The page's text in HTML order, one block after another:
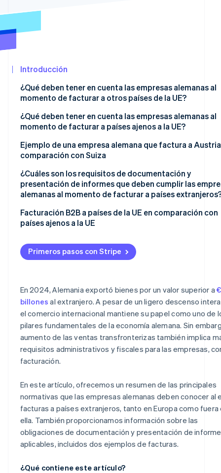
Introducción
¿Qué deben tener en cuenta las empresas alemanas al
momento de facturar a otros países de la UE?
Información básica obligatoria
Exención de IVA en el suministro de bienes
Exención de IVA en el suministro de servicios
Procedimiento de inversión del sujeto pasivo
¿Qué deben tener en cuenta las empresas alemanas al
momento de facturar a países ajenos a la UE?
Exportación de bienes exentos de impuestos
Suministro de servicios a países ajenos a la UE
Ejemplo de una empresa alemana que factura a
comparación con Suiza
¿Cuáles son los requisitos de documentación y
presentación de informes que deben cumplir las
alemanas al momento de facturar a países
Dentro de la UE
Fuera de la UE
Por qué es importante la documentación
Facturación B2B a países de la UE en comparación con
países ajenos a la UE
Primeros pasos con Stripe
En 2024, Alemania exportó bienes por un valor superior a
billones al extranjero. A pesar de un ligero descenso
el comercio internacional mantiene su papel como uno de
pilares fundamentales de la economía alemana. Sin
aumento de las ventas transfronterizas también implica
requisitos administrativos y fiscales para las empresas,
facturación.
En este artículo, ofrecemos un resumen de las principales
normativas que las empresas alemanas deben conocer al
facturas a países extranjeros, tanto en Europa como fuera
ella. También proporcionamos información sobre las
obligaciones de documentación y presentación de
aplicables, incluidos dos ejemplos de facturas.
¿Qué contiene este artículo?